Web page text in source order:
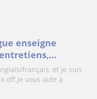
enseigne
français, et je suis
off.Je vous aide à